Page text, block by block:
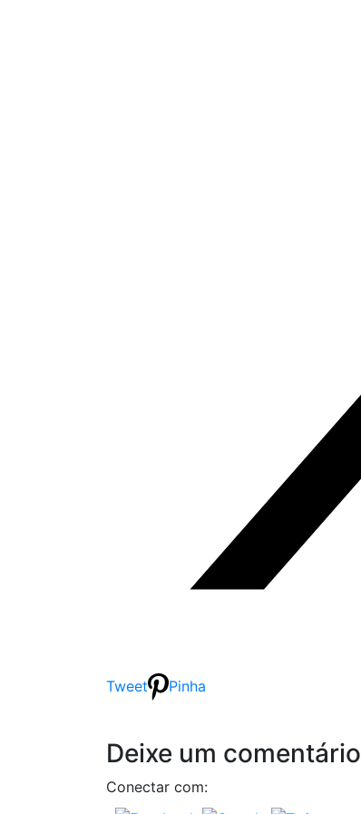
Tweet Pinha
Deixe um comentário
Conectar com: